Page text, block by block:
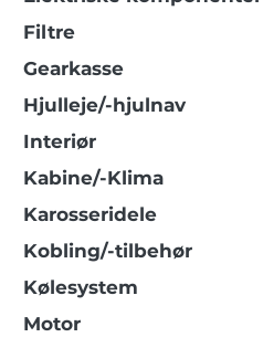
Filtre
Gearkasse
Hjulleje/-hjulnav
Interiør
Kabine/-Klima
Karosseridele
Kobling/-tilbehør
Kølesystem
Motor